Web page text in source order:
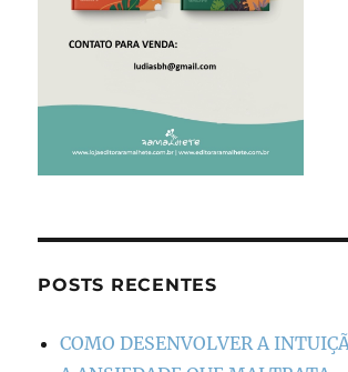
POSTS RECENTES
COMO DESENVOLVER A